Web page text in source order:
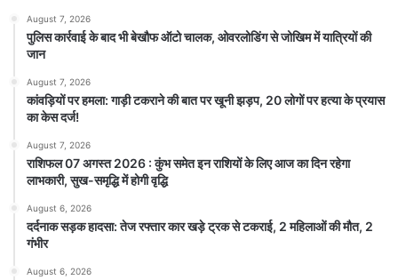
August 7, 2026
पुलिस कार्रवाई के बाद भी बेखौफ ऑटो चालक, ओवरलोडिंग से जोखिम में यात्रियों की
जान
August 7, 2026
कांवड़ियों पर हमला: गाड़ी टकराने की बात पर खूनी झड़प, 20 लोगों पर हत्या के प्रयास
का केस दर्ज!
August 7, 2026
राशिफल 07 अगस्त 2026 : कुंभ समेत इन राशियों के लिए आज का दिन रहेगा
लाभकारी, सुख-समृद्धि में होगी वृद्धि
August 6, 2026
दर्दनाक सड़क हादसा: तेज रफ्तार कार खड़े ट्रक से टकराई, 2 महिलाओं की मौत, 2
गंभीर
August 6, 2026